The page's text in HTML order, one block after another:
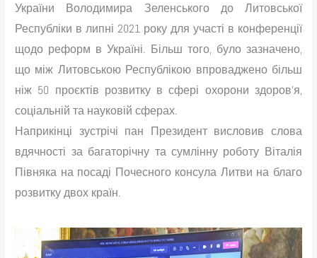
України Володимира Зеленського до Литовської
Республіки в липні 2021 року для участі в конференції
щодо реформ в Україні. Більш того, було зазначено,
що між Литовською Республікою впроваджено більш
ніж 50 проєктів розвитку в сфері охорони здоров’я,
соціальній та науковій сферах.
Наприкінці зустрічі пан Президент висловив слова
вдячності за багаторічну та сумлінну роботу Віталія
Півняка на посаді Почесного консула Литви на благо
розвитку двох країн.